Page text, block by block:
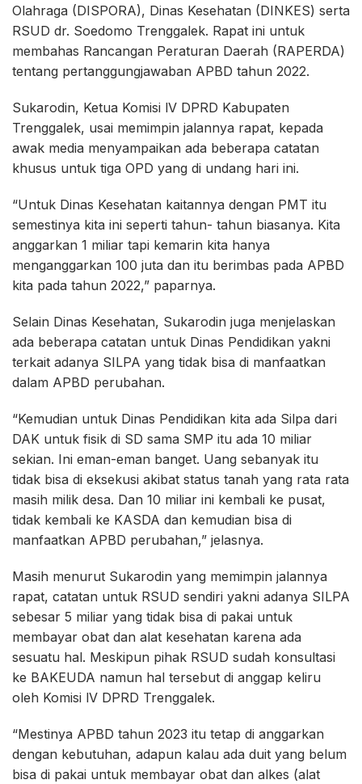
Olahraga (DISPORA), Dinas Kesehatan (DINKES) serta
RSUD dr. Soedomo Trenggalek. Rapat ini untuk
membahas Rancangan Peraturan Daerah (RAPERDA)
tentang pertanggungjawaban APBD tahun 2022.
Sukarodin, Ketua Komisi lV DPRD Kabupaten
Trenggalek, usai memimpin jalannya rapat, kepada
awak media menyampaikan ada beberapa catatan
khusus untuk tiga OPD yang di undang hari ini.
“Untuk Dinas Kesehatan kaitannya dengan PMT itu
semestinya kita ini seperti tahun- tahun biasanya. Kita
anggarkan 1 miliar tapi kemarin kita hanya
menganggarkan 100 juta dan itu berimbas pada APBD
kita pada tahun 2022,” paparnya.
Selain Dinas Kesehatan, Sukarodin juga menjelaskan
ada beberapa catatan untuk Dinas Pendidikan yakni
terkait adanya SILPA yang tidak bisa di manfaatkan
dalam APBD perubahan.
“Kemudian untuk Dinas Pendidikan kita ada Silpa dari
DAK untuk fisik di SD sama SMP itu ada 10 miliar
sekian. Ini eman-eman banget. Uang sebanyak itu
tidak bisa di eksekusi akibat status tanah yang rata rata
masih milik desa. Dan 10 miliar ini kembali ke pusat,
tidak kembali ke KASDA dan kemudian bisa di
manfaatkan APBD perubahan,” jelasnya.
Masih menurut Sukarodin yang memimpin jalannya
rapat, catatan untuk RSUD sendiri yakni adanya SILPA
sebesar 5 miliar yang tidak bisa di pakai untuk
membayar obat dan alat kesehatan karena ada
sesuatu hal. Meskipun pihak RSUD sudah konsultasi
ke BAKEUDA namun hal tersebut di anggap keliru
oleh Komisi lV DPRD Trenggalek.
“Mestinya APBD tahun 2023 itu tetap di anggarkan
dengan kebutuhan, adapun kalau ada duit yang belum
bisa di pakai untuk membayar obat dan alkes (alat